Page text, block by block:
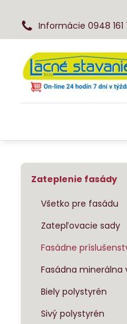
Informácie 0948 161
Zateplenie fasády
Všetko pre fasádu
Zatepľovacie sady
Fasádne
Fasádna minerálna
Biely polystyrén
Sivý polystyrén